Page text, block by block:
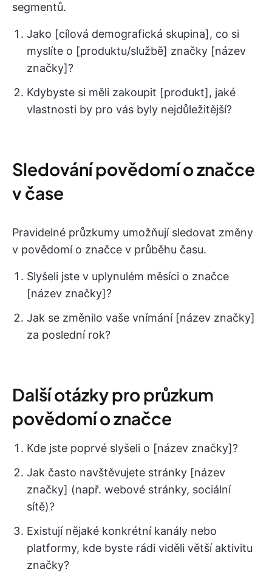
segmentů.
Jako [cílová demografická skupina], co si
myslíte o [produktu/službě] značky [název
značky]?
Kdybyste si měli zakoupit [produkt], jaké
vlastnosti by pro vás byly nejdůležitější?
Sledování povědomí o značce
v čase
Pravidelné průzkumy umožňují sledovat změny
v povědomí o značce v průběhu času.
Slyšeli jste v uplynulém měsíci o značce
[název značky]?
Jak se změnilo vaše vnímání [název značky]
za poslední rok?
Další otázky pro průzkum
povědomí o značce
Kde jste poprvé slyšeli o [název značky]?
Jak často navštěvujete stránky [název
značky] (např. webové stránky, sociální
sítě)?
Existují nějaké konkrétní kanály nebo
platformy, kde byste rádi viděli větší aktivitu
značky?